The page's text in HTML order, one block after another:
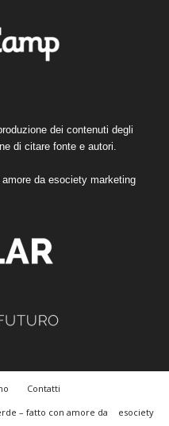
dei contenuti degli
di citare fonte e autori.
da esociety marketing
Contatti
– fatto con amore da
esociety